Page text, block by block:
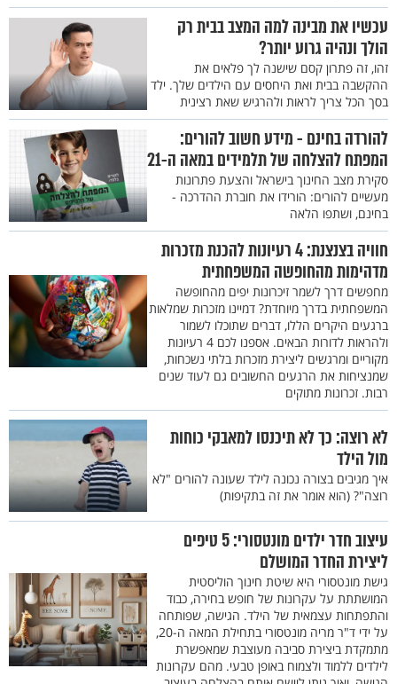
עכשיו את מבינה למה המצב בבית רק
הולך ונהיה גרוע יותר?
זהו, זה פתרון קסם שישנה לך פלאים את
ההקשבה בבית ואת היחסים עם הילדים שלך. ילד
בסך הכל צריך לראות ולהרגיש שאת רצינית
להורדה בחינם - מידע חשוב להורים:
המפתח להצלחה של תלמידים במאה ה-21
סקירת מצב החינוך בישראל והצעת פתרונות
מעשיים להורים: הורידו את חוברת ההדרכה -
בחינם, ושתפו הלאה
חוויה בצנצנת: 4 רעיונות להכנת מזכרות
מדהימות מהחופשה המשפחתית
מחפשים דרך לשמר זיכרונות יפים מהחופשה
המשפחתית בדרך מיוחדת? דמיינו מזכרות שמלאות
ברגעים היקרים הללו, דברים שתוכלו לשמור
ולהראות לדורות הבאים. אספנו לכם 4 רעיונות
מקוריים ומרגשים ליצירת מזכרות בלתי נשכחות,
שמנציחות את הרגעים החשובים גם לעוד שנים
רבות. זכרונות מתוקים
לא רוצה: כך לא תיכנסו למאבקי כוחות
מול הילד
איך מגיבים בצורה נכונה לילד שעונה להורים "לא
רוצה"? (הוא אומר את זה בתקיפות)
עיצוב חדר ילדים מונטסורי: 5 טיפים
ליצירת החדר המושלם
גישת מונטסורי היא שיטת חינוך הוליסטית
המושתתת על עקרונות של חופש בחירה, כבוד
והתפתחות עצמאית של הילד. הגישה, שפותחה
על ידי ד"ר מריה מונטסורי בתחילת המאה ה-20,
מתמקדת ביצירת סביבה מעוצבת שמאפשרת
לילדים ללמוד ולצמוח באופן טבעי. מהם עקרונות